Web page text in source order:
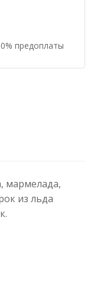
предоплаты
мармелада,
из льда